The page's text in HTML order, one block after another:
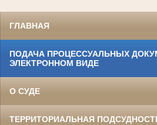
ГЛАВНАЯ
ПОДАЧА ПРОЦЕССУАЛЬНЫХ
ЭЛЕКТРОННОМ ВИДЕ
О СУДЕ
ТЕРРИТОРИАЛЬНАЯ